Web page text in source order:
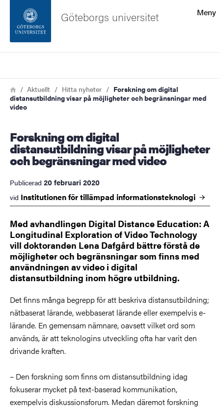
Sidfoten
Om webbplatsen
Meny
Göteborgs universitet
Länkstig
HemAktuellt Hitta nyheter
Forskning om digital
distansutbildning visar på möjligheter och begränsningar med
video
Forskning om digital
distansutbildning visar på möjligheter
och begränsningar med video
Publicerad 20 februari 2020
vid Institutionen för tillämpad informationsteknologi
Med avhandlingen Digital Distance Education: A
Longitudinal Exploration of Video Technology
vill doktoranden Lena Dafgård bättre förstå de
möjligheter och begränsningar som finns med
användningen av video i digital
distansutbildning inom högre utbildning.
Det finns många begrepp för att beskriva distansutbildning;
nätbaserat lärande, webbaserat lärande eller exempelvis e-
lärande. En gemensam nämnare, oavsett vilket ord som
används, är att teknologins utveckling ofta har varit den
drivande kraften.
– Den forskning som finns om distansutbildning idag
fokuserar mycket på text-baserad kommunikation,
exempelvis diskussionsforum. Medan däremot forskning